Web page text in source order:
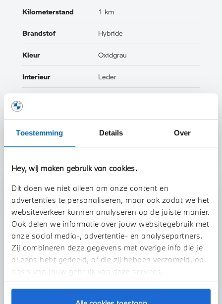
Toestemming Details Over
Hey, wij maken gebruik van cookies.
Dit doen we niet alleen om onze content en
advertenties te personaliseren, maar ook zodat we het
websiteverkeer kunnen analyseren op de juiste manier.
Ook delen we informatie over jouw websitegebruik met
onze social media-, advertentie- en analysepartners.
Zij combineren deze gegevens met overige info die je
al eens hebt gedeeld, of die zij hebben verzameld, op
basis van jouw gebruik van deze services.
Stap 1 van 3
Uw auto inruilen?
Kilometerstand 1 km
Brandstof Hybride
Kleur Oxidgrau
Interieur Leder
TOON ALLE EIGENSCHAPPEN